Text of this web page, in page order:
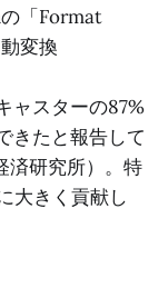
「Format
変換
ャスターの87%
きたと報告して
済研究所）。特
大きく貢献し